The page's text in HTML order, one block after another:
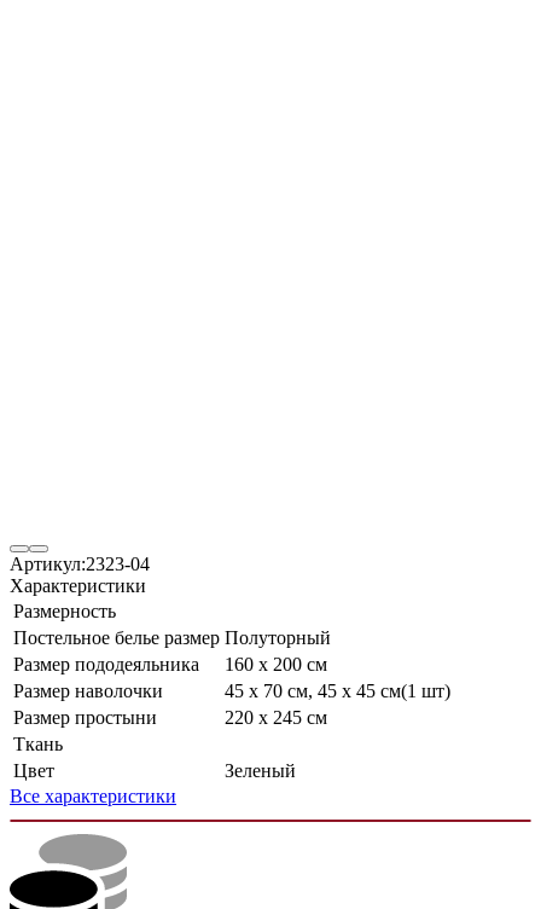
Артикул:2323-04
Характеристики
Размерность
Постельное белье размер Полуторный
Размер пододеяльника
160 x 200 см
Размер наволочки
45 x 70 см, 45 x 45 см(1 шт)
Размер простыни
220 х 245 см
Ткань
Цвет
Зеленый
Все характеристики